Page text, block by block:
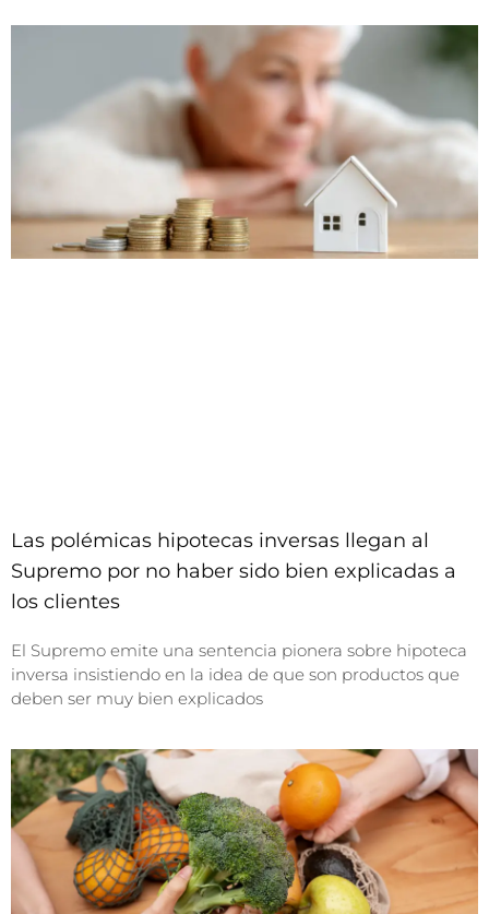
Las polémicas hipotecas inversas llegan al
Supremo por no haber sido bien explicadas a
los clientes
El Supremo emite una sentencia pionera sobre hipoteca
inversa insistiendo en la idea de que son productos que
deben ser muy bien explicados